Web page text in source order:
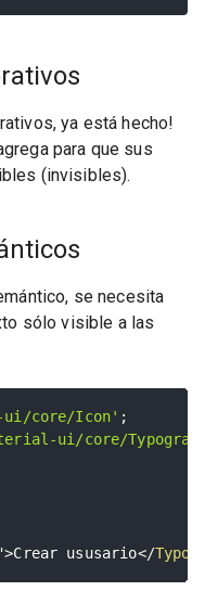
ya está hecho!
para que sus
(invisibles).
se necesita
sólo visible a las
ui/core/Icon' ;
ui/core/
>Crear ususario</